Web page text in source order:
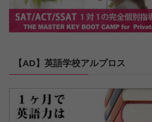
【AD】英語学校アルプロス